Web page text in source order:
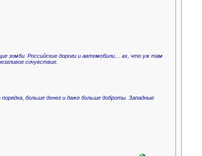
зомби. Российские дороги и автомобили… ах, что уж там
сочувствие.
больше денег и даже больше доброты. Западные